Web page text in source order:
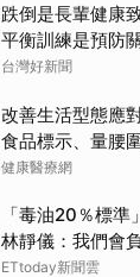
跌倒是長輩健康
平衡訓練是預防
台灣好新聞
改善生活型態應
食品標示、量腰
健康醫療網
「毒油20％標
林靜儀：我們會
ETtoday新聞雲